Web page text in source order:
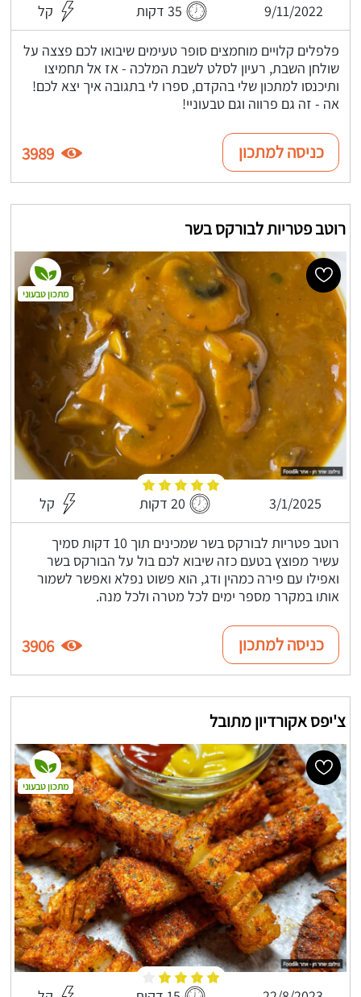
9/11/2022 35 דקות קל
פלפלים קלויים מוחמצים סופר טעימים שיבואו לכם פצצה על
שולחן השבת, רעיון לסלט לשבת המלכה - אז אל תחמיצו
ותיכנסו למתכון שלי בהקדם, ספרו לי בתגובה איך יצא לכם!
אה - זה גם פרווה וגם טבעוניי!
כניסה למתכון 3989
רוטב פטריות לבורקס בשר
3/1/2025 20 דקות קל
רוטב פטריות לבורקס בשר שמכינים תוך 10 דקות סמיך
עשיר מפוצץ בטעם כזה שיבוא לכם בול על הבורקס בשר
ואפילו עם פירה כמהין ודג, הוא פשוט נפלא ואפשר לשמור
אותו במקרר מספר ימים לכל מטרה ולכל מנה.
מתכון טבעוני
כניסה למתכון 3906
צ'יפס אקורדיון מתובל
מתכון טבעוני